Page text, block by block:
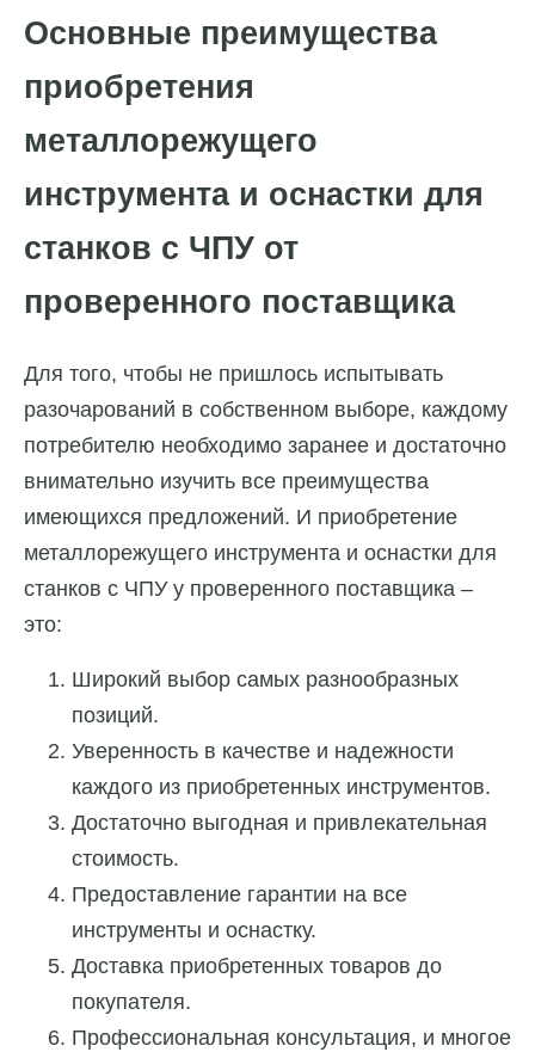
Основные преимущества
приобретения
металлорежущего
инструмента и оснастки для
станков с ЧПУ от
проверенного поставщика
Для того, чтобы не пришлось испытывать
разочарований в собственном выборе, каждому
потребителю необходимо заранее и достаточно
внимательно изучить все преимущества
имеющихся предложений. И приобретение
металлорежущего инструмента и оснастки для
станков с ЧПУ у проверенного поставщика –
это:
Широкий выбор самых разнообразных
позиций.
Уверенность в качестве и надежности
каждого из приобретенных инструментов.
Достаточно выгодная и привлекательная
стоимость.
Предоставление гарантии на все
инструменты и оснастку.
Доставка приобретенных товаров до
покупателя.
Профессиональная консультация, и многое